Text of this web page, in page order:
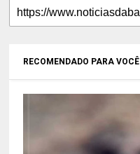
RECOMENDADO PARA VOCÊ